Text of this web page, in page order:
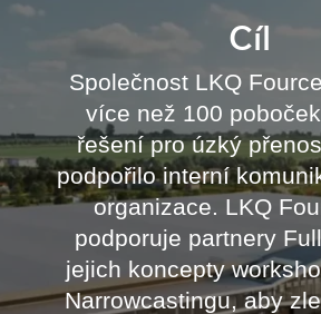
Cíl
Společnost LKQ
více než 100
řešení pro úzký
podpořilo interní
organizace. LKQ
podporuje partnery
jejich koncepty
Narrowcastingu, aby